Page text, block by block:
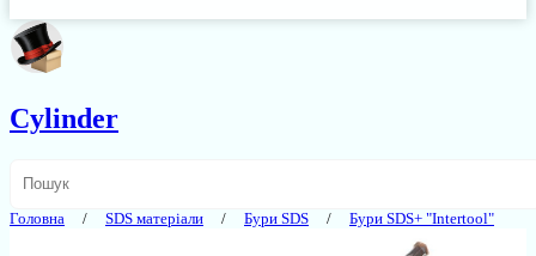
Cylinder
Головна SDS матеріали Бури SDS Бури SDS+ "Intertool"